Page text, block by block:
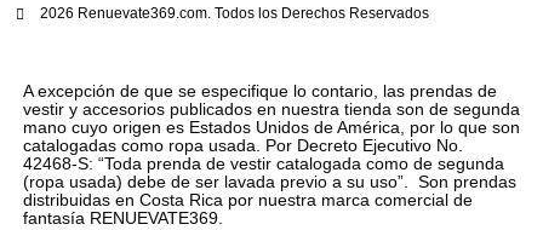
2026 Renuevate369.com. Todos los Derechos Reservados
A excepción de que se especifique lo contario, las prendas de
vestir y accesorios publicados en nuestra tienda son de segunda
mano cuyo origen es Estados Unidos de América, por lo que son
catalogadas como ropa usada. Por Decreto Ejecutivo No.
42468-S: “Toda prenda de vestir catalogada como de segunda
(ropa usada) debe de ser lavada previo a su uso”. Son prendas
distribuidas en Costa Rica por nuestra marca comercial de
fantasía RENUEVATE369.